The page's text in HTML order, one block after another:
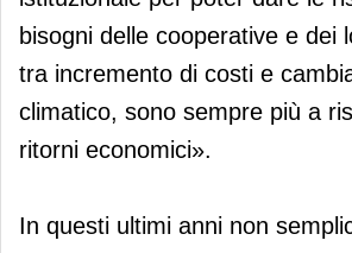
bisogni delle cooperative e dei
tra incremento di costi e
climatico, sono sempre più a
ritorni economici».
In questi ultimi anni non